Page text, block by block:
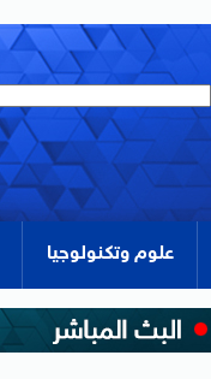
علوم وتكنولوجيا